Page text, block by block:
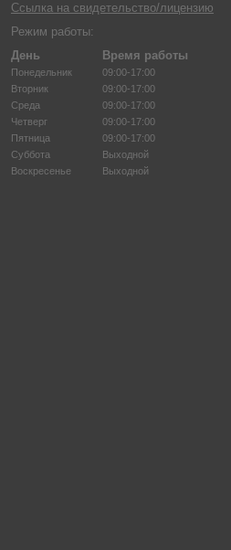
Ссылка на свидетельство/лицензию
Режим работы:
День
Время работы
Понедельник
09:00-17:00
Вторник
09:00-17:00
Среда
09:00-17:00
Четверг
09:00-17:00
Пятница
09:00-17:00
Суббота
Выходной
Воскресенье
Выходной